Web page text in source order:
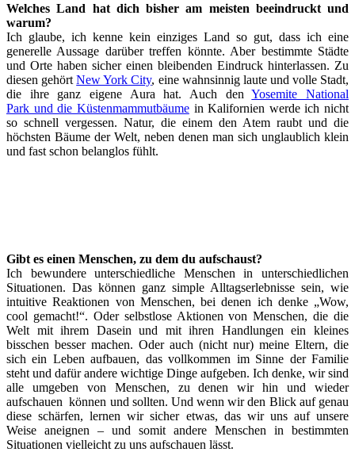
Welches Land hat dich bisher am meisten beeindruckt und
warum?
Ich glaube, ich kenne kein einziges Land so gut, dass ich eine
generelle Aussage darüber treffen könnte. Aber bestimmte Städte
und Orte haben sicher einen bleibenden Eindruck hinterlassen. Zu
diesen gehörtNew York City, eine wahnsinnig laute und volle Stadt,
die ihre ganz eigene Aura hat. Auch denYosemite National
Park und die Küstenmammutbäumein Kalifornien werde ich nicht
so schnell vergessen. Natur, die einem den Atem raubt und die
höchsten Bäume der Welt, neben denen man sich unglaublich klein
und fast schon belanglos fühlt.
Gibt es einen Menschen, zu dem du aufschaust?
Ich bewundere unterschiedliche Menschen in unterschiedlichen
Situationen. Das können ganz simple Alltagserlebnisse sein, wie
intuitive Reaktionen von Menschen, bei denen ich denke „Wow,
cool gemacht!“. Oder selbstlose Aktionen von Menschen, die die
Welt mit ihrem Dasein und mit ihren Handlungen ein kleines
bisschen besser machen. Oder auch (nicht nur) meine Eltern, die
sich ein Leben aufbauen, das vollkommen im Sinne der Familie
steht und dafür andere wichtige Dinge aufgeben. Ich denke, wir sind
alle umgeben von Menschen, zu denen wir hin und wieder
aufschauen können und sollten. Und wenn wir den Blick auf genau
diese schärfen, lernen wir sicher etwas, das wir uns auf unsere
Weise aneignen – und somit andere Menschen in bestimmten
Situationen vielleicht zu uns aufschauen lässt.